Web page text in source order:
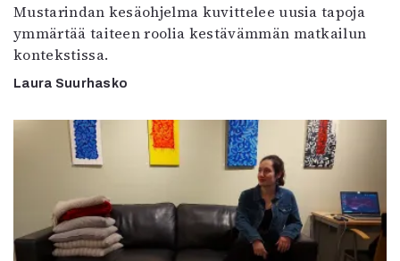
Mustarindan kesäohjelma kuvittelee uusia tapoja
ymmärtää taiteen roolia kestävämmän matkailun
kontekstissa.
Laura Suurhasko